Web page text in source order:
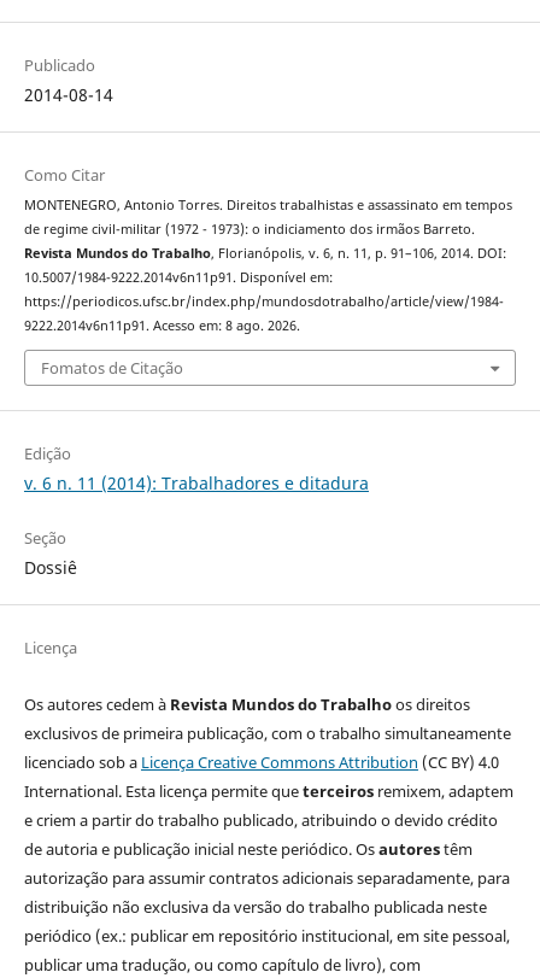
Publicado
2014-08-14
Como Citar
MONTENEGRO, Antonio Torres. Direitos trabalhistas e assassinato em tempos
de regime civil-militar (1972 - 1973): o indiciamento dos irmãos Barreto.
Revista Mundos do Trabalho, Florianópolis, v. 6, n. 11, p. 91–106, 2014. DOI:
10.5007/1984-9222.2014v6n11p91. Disponível em:
https://periodicos.ufsc.br/index.php/mundosdotrabalho/article/view/1984-
9222.2014v6n11p91. Acesso em: 8 ago. 2026.
Fomatos de Citação
Edição
v. 6 n. 11 (2014): Trabalhadores e ditadura
Seção
Dossiê
Licença
Os autores cedem à Revista Mundos do Trabalhoos direitos
exclusivos de primeira publicação, com o trabalho simultaneamente
licenciado sob a Licença Creative Commons Attribution (CC BY) 4.0
International. Esta licença permite queterceirosremixem, adaptem
e criem a partir do trabalho publicado, atribuindo o devido crédito
de autoria e publicação inicial neste periódico. Osautorestêm
autorização para assumir contratos adicionais separadamente, para
distribuição não exclusiva da versão do trabalho publicada neste
periódico (ex.: publicar em repositório institucional, em site pessoal,
publicar uma tradução, ou como capítulo de livro), com